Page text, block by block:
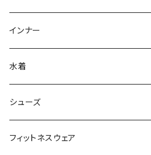
スウェット/トレーナー
その他
チュニック
その他
オールインワン
その他
ミディアム/ミモレ
ロング/マキシ
袖付き
ノースリーブ
サブバッグ
クラッチバッグ
フォーマルバッグ
カジュアルバッグ
インナー
ブラ/ブラトップ/ベアトップ
ショーツ
タンクトップ/キャミソール
水着
タンキニ
バンドゥビキニ
シューズ
スニーカー
フィットネスウェア